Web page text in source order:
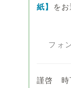
紙】
を
フォ
謹啓 時